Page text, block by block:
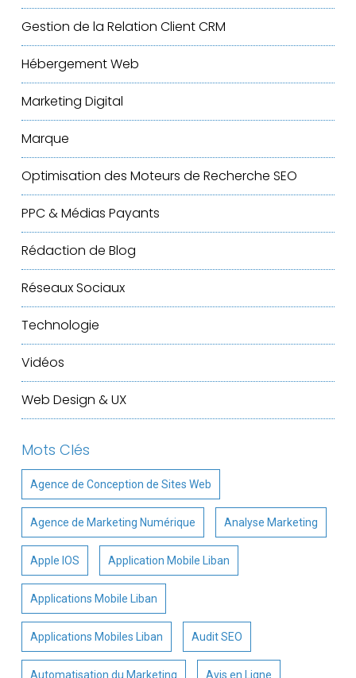
Gestion de la Relation ClientCRM
Hébergement Web
Marketing Digital
Marque
Optimisation des Moteurs de Recherche SEO
PPC & Médias Payants
Rédaction de Blog
Réseaux Sociaux
Technologie
Vidéos
Web Design & UX
Mots Clés
Agence de Conception de Sites Web
Agence de Marketing Numérique Analyse Marketing
Apple IOS Application Mobile Liban
Applications Mobile Liban
Applications Mobiles Liban Audit SEO
Automatisation du Marketing Avis en Ligne